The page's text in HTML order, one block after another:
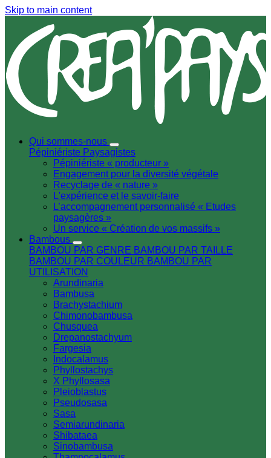
Skip to main content
Qui sommes-nous
Pépiniériste Paysagistes
Pépiniériste « producteur »
Engagement pour la diversité végétale
Recyclage de « nature »
L'expérience et le savoir-faire
L’accompagnement personnalisé « Etudes
paysagères »
Un service « Création de vos massifs »
Bambous
BAMBOU PAR GENRE BAMBOU PAR TAILLE
BAMBOU PAR COULEUR BAMBOU PAR
UTILISATION
Arundinaria
Bambusa
Brachystachium
Chimonobambusa
Chusquea
Drepanostachyum
Fargesia
Indocalamus
Phyllostachys
X Phyllosasa
Pleioblastus
Pseudosasa
Sasa
Semiarundinaria
Shibataea
Sinobambusa